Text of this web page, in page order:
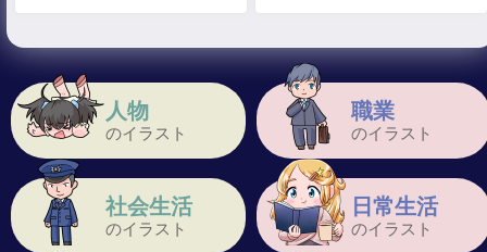
人物
のイラスト
職業
のイラスト
社会生活
のイラスト
日常生活
のイラスト